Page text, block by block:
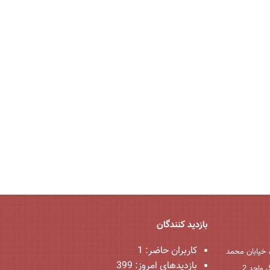
خیابان محمد
بازدید کنندگان
کاربران حاضر: 1
بازدیدهای امروز: 399